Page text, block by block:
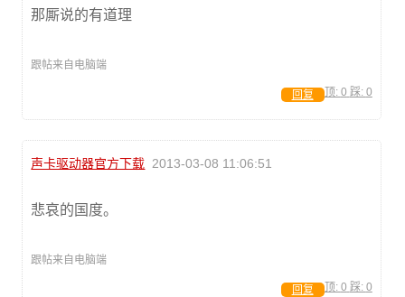
那厮说的有道理
跟帖来自电脑端
顶: 0 踩: 0
回复
声卡驱动器官方下载 2013-03-08 11:06:51
悲哀的国度。
跟帖来自电脑端
顶: 0 踩: 0
回复